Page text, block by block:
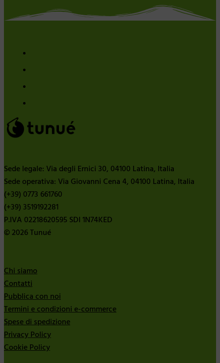
Sede legale: Via degli Ernici 30, 04100 Latina, Italia
Sede operativa: Via Giovanni Cena 4, 04100 Latina, Italia
(+39) 0773 661760
(+39) 3519192281
P.IVA 02218620595 SDI 1N74KED
© 2026 Tunué
Chi siamo
Contatti
Pubblica con noi
Termini e condizioni e-commerce
Spese di spedizione
Privacy Policy
Cookie Policy